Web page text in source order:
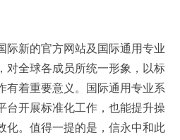
际新的官方网站及国际通用专业
对全球各成员所统一形象，以标
有着重要意义。国际通用专业系
台开展标准化工作，也能提升操
化。值得一提的是，信永中和此